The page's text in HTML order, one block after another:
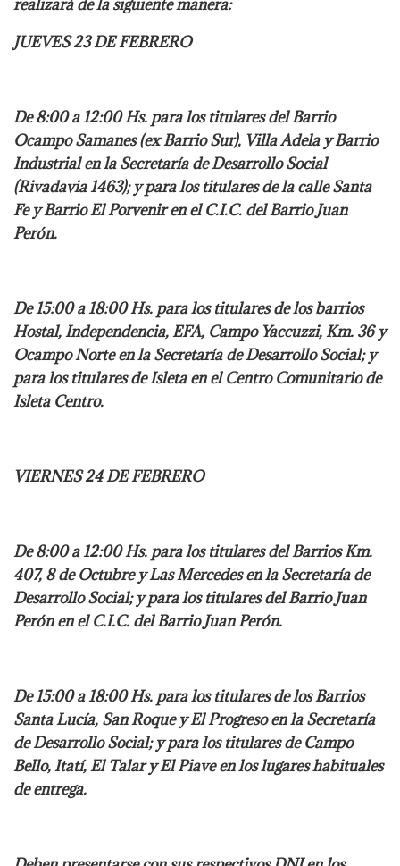
realizará de la siguiente manera:
JUEVES 23 DE FEBRERO
De 8:00 a 12:00 Hs. para los titulares del Barrio
Ocampo Samanes (ex Barrio Sur), Villa Adela y Barrio
Industrial en la Secretaría de Desarrollo Social
(Rivadavia 1463); y para los titulares de la calle Santa
Fe y Barrio El Porvenir en el C.I.C. del Barrio Juan
Perón.
De 15:00 a 18:00 Hs. para los titulares de los barrios
Hostal, Independencia, EFA, Campo Yaccuzzi, Km. 36 y
Ocampo Norte en la Secretaría de Desarrollo Social; y
para los titulares de Isleta en el Centro Comunitario de
Isleta Centro.
VIERNES 24 DE FEBRERO
De 8:00 a 12:00 Hs. para los titulares del Barrios Km.
407, 8 de Octubre y Las Mercedes en la Secretaría de
Desarrollo Social; y para los titulares del Barrio Juan
Perón en el C.I.C. del Barrio Juan Perón.
De 15:00 a 18:00 Hs. para los titulares de los Barrios
Santa Lucía, San Roque y El Progreso en la Secretaría
de Desarrollo Social; y para los titulares de Campo
Bello, Itatí, El Talar y El Piave en los lugares habituales
de entrega.